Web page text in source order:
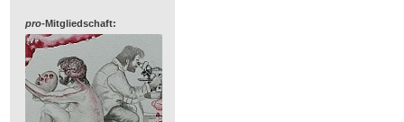
pro-Mitgliedschaft: